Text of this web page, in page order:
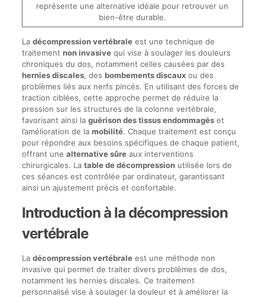
représente une alternative idéale pour retrouver un
bien-être durable.
La décompression vertébraleest une technique de
traitement non invasivequi vise à soulager les douleurs
chroniques du dos, notamment celles causées par des
hernies discales, des bombements discauxou des
problèmes liés aux nerfs pincés. En utilisant des forces de
traction ciblées, cette approche permet de réduire la
pression sur les structures de la colonne vertébrale,
favorisant ainsi la guérison des tissus endommagéset
l’amélioration de la mobilité. Chaque traitement est conçu
pour répondre aux besoins spécifiques de chaque patient,
offrant une alternative sûreaux interventions
chirurgicales. La table de décompressionutilisée lors de
ces séances est contrôlée par ordinateur, garantissant
ainsi un ajustement précis et confortable.
Introduction à la décompression
vertébrale
La décompression vertébraleest une méthode non
invasive qui permet de traiter divers problèmes de dos,
notamment les hernies discales. Ce traitement
personnalisé vise à soulager la douleur et à améliorer la